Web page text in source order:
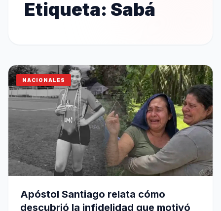
Etiqueta: Sabá
NACIONALES
Apóstol Santiago relata cómo
descubrió la infidelidad que motivó